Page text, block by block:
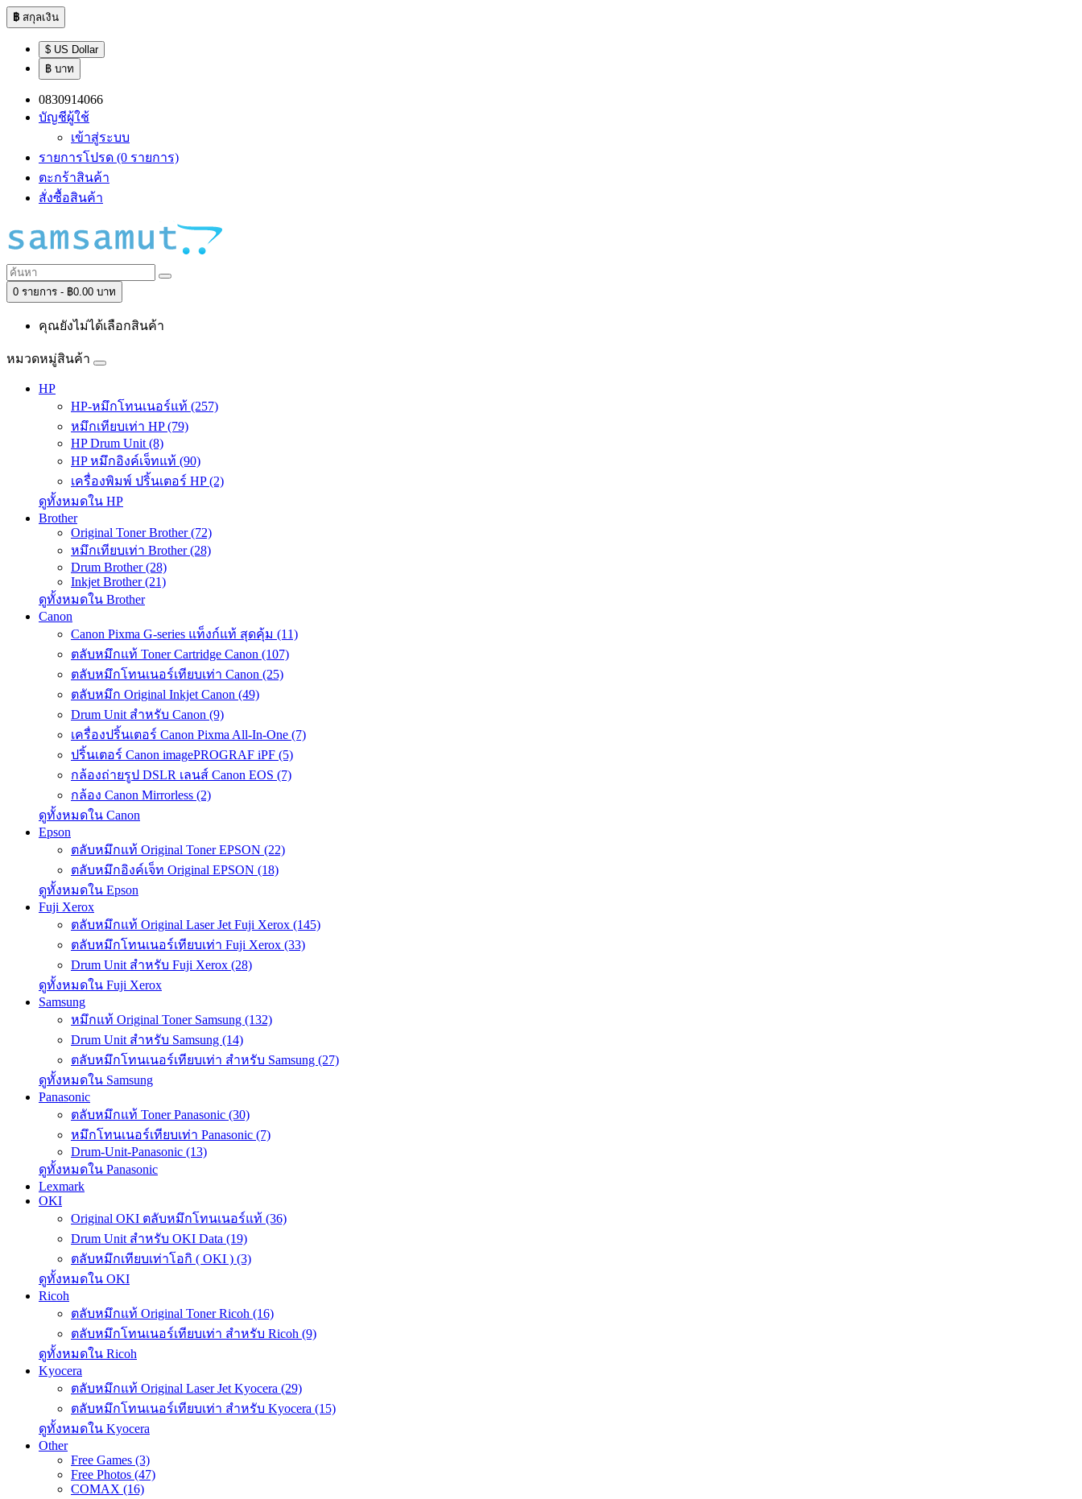
฿ สกุลเงิน
$ US Dollar
฿ บาท
0830914066
บัญชีผู้ใช้
เข้าสู่ระบบ
รายการโปรด (0 รายการ)
ตะกร้าสินค้า
สั่งซื้อสินค้า
0 รายการ - ฿0.00 บาท
คุณยังไม่ได้เลือกสินค้า
หมวดหมู่สินค้า
HP
HP-หมึกโทนเนอร์แท้ (257)
หมึกเทียบเท่า HP (79)
HP Drum Unit (8)
HP หมึกอิงค์เจ็ทแท้ (90)
เครื่องพิมพ์ ปริ้นเตอร์ HP (2)
ดูทั้งหมดใน HP
Brother
Original Toner Brother (72)
หมึกเทียบเท่า Brother (28)
Drum Brother (28)
Inkjet Brother (21)
ดูทั้งหมดใน Brother
Canon
Canon Pixma G-series แท็งก์แท้ สุดคุ้ม (11)
ตลับหมึกแท้ Toner Cartridge Canon (107)
ตลับหมึกโทนเนอร์เทียบเท่า Canon (25)
ตลับหมึก Original Inkjet Canon (49)
Drum Unit สำหรับ Canon (9)
เครื่องปริ้นเตอร์ Canon Pixma All-In-One (7)
ปริ้นเตอร์ Canon imagePROGRAF iPF (5)
กล้องถ่ายรูป DSLR เลนส์ Canon EOS (7)
กล้อง Canon Mirrorless (2)
ดูทั้งหมดใน Canon
Epson
ตลับหมึกแท้ Original Toner EPSON (22)
ตลับหมึกอิงค์เจ็ท Original EPSON (18)
ดูทั้งหมดใน Epson
Fuji Xerox
ตลับหมึกแท้ Original Laser Jet Fuji Xerox (145)
ตลับหมึกโทนเนอร์เทียบเท่า Fuji Xerox (33)
Drum Unit สำหรับ Fuji Xerox (28)
ดูทั้งหมดใน Fuji Xerox
Samsung
หมึกแท้ Original Toner Samsung (132)
Drum Unit สำหรับ Samsung (14)
ตลับหมึกโทนเนอร์เทียบเท่า สำหรับ Samsung (27)
ดูทั้งหมดใน Samsung
Panasonic
ตลับหมึกแท้ Toner Panasonic (30)
หมึกโทนเนอร์เทียบเท่า Panasonic (7)
Drum-Unit-Panasonic (13)
ดูทั้งหมดใน Panasonic
Lexmark
OKI
Original OKI ตลับหมึกโทนเนอร์แท้ (36)
Drum Unit สำหรับ OKI Data (19)
ตลับหมึกเทียบเท่าโอกิ ( OKI ) (3)
ดูทั้งหมดใน OKI
Ricoh
ตลับหมึกแท้ Original Toner Ricoh (16)
ตลับหมึกโทนเนอร์เทียบเท่า สำหรับ Ricoh (9)
ดูทั้งหมดใน Ricoh
Kyocera
ตลับหมึกแท้ Original Laser Jet Kyocera (29)
ตลับหมึกโทนเนอร์เทียบเท่า สำหรับ Kyocera (15)
ดูทั้งหมดใน Kyocera
Other
Free Games (3)
Free Photos (47)
COMAX (16)